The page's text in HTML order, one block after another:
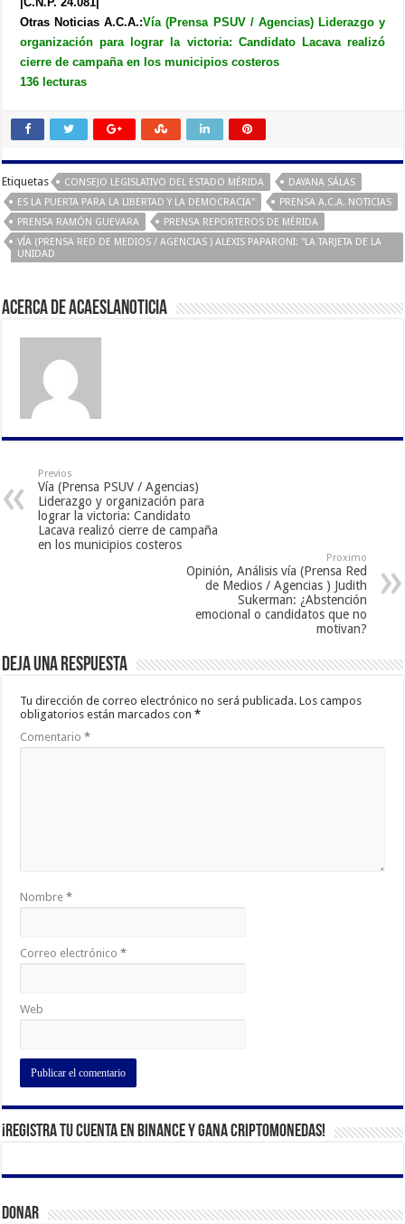
Otras Noticias A.C.A.:Vía (Prensa PSUV / Agencias) Liderazgo y
organización para lograr la victoria: Candidato Lacava realizó
cierre de campaña en los municipios costeros
136 lecturas
Etiquetas CONSEJO LEGISLATIVO DEL ESTADO MÉRIDA
DAYANA SÁLAS
ES LA PUERTA PARA LA LIBERTAD Y LA DEMOCRACIA"
PRENSA A.C.A. NOTICIAS
PRENSA RAMÓN GUEVARA
PRENSA REPORTEROS DE MÉRIDA
VÍA (PRENSA RED DE MEDIOS / AGENCIAS ) ALEXIS PAPARONI: "LA TARJETA DE LA
UNIDAD
Acerca de acaeslanoticia
Previos
Vía (Prensa PSUV / Agencias)
Liderazgo y organización para
lograr la victoria: Candidato
Lacava realizó cierre de campaña
en los municipios costeros
Proximo
Opinión, Análisis vía (Prensa Red
de Medios / Agencias ) Judith
Sukerman: ¿Abstención
emocional o candidatos que no
motivan?
Deja una respuesta
Tu dirección de correo electrónico no será publicada. Los campos
obligatorios están marcados con*
Comentario*
Nombre*
Correo electrónico*
Web
¡Registra tu cuenta en Binance y gana criptomonedas!
Donar